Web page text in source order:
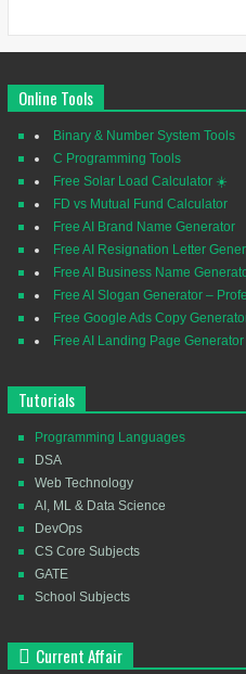
Online Tools
Binary & Number System Tools
C Programming Tools
Free Solar Load Calculator ☀️
FD vs Mutual Fund Calculator
Free AI Brand Name Generator
Free AI Resignation Letter
Free AI Business Name
Free AI Slogan Generator –
Free Google Ads Copy
Free AI Landing Page Generator
Tutorials
Programming Languages
DSA
Web Technology
AI, ML & Data Science
DevOps
CS Core Subjects
GATE
School Subjects
Current Affair